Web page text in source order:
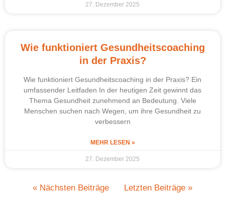
27. Dezember 2025
Wie funktioniert Gesundheitscoaching
in der Praxis?
Wie funktioniert Gesundheitscoaching in der Praxis? Ein
umfassender Leitfaden In der heutigen Zeit gewinnt das
Thema Gesundheit zunehmend an Bedeutung. Viele
Menschen suchen nach Wegen, um ihre Gesundheit zu
verbessern
MEHR LESEN »
27. Dezember 2025
« Nächsten Beiträge Letzten Beiträge »